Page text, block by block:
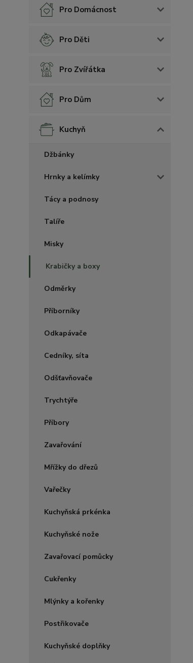
Pro Domácnost
Pro Děti
Pro Zvířátka
Pro Dům
Kuchyň
Džbánky
Hrnky a kelímky
Tácy a podnosy
Talíře
Misky
Krabičky a boxy
Odměrky
Příborníky
Odkapávače
Cedníky, síta
Odšťavňovače
Trychtýře
Příbory
Zavařování
Mřížky do dřezů
Vařečky
Kuchyňská prkénka
Kuchyňské nože
Zavařovací pomůcky
Cukřenky
Mlýnky a kořenky
Postřikovače
Kuchyňské doplňky